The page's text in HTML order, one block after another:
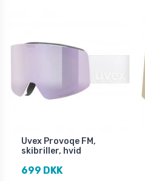
Uvex Provoqe FM,
skibriller, hvid
699 DKK